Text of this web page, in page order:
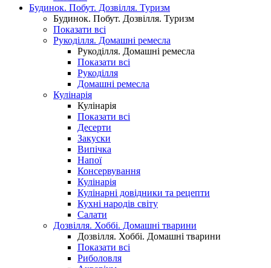
Будинок. Побут. Дозвілля. Туризм
Будинок. Побут. Дозвілля. Туризм
Показати всі
Рукоділля. Домашні ремесла
Рукоділля. Домашні ремесла
Показати всі
Рукоділля
Домашні ремесла
Кулінарія
Кулінарія
Показати всі
Десерти
Закуски
Випічка
Напої
Консервування
Кулінарія
Кулінарні довідники та рецепти
Кухні народів світу
Салати
Дозвілля. Хоббі. Домашні тварини
Дозвілля. Хоббі. Домашні тварини
Показати всі
Риболовля